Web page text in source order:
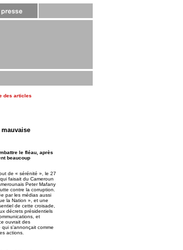
des articles
le fléau, après
beaucoup
de « sérénité », le 27
faisait du Cameroun
Peter Mafany
contre la corruption.
par les médias aussi
la Nation », et une
de cette croisade,
décrets présidentiels
et
ouvrait des
s'annonçait comme
actions.